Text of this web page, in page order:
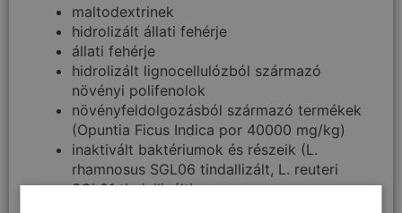
maltodextrinek
hidrolizált állati fehérje
állati fehérje
hidrolizált lignocellulózból származó
növényi polifenolok
növényfeldolgozásból származó termékek
(Opuntia Ficus Indica por 40000 mg/kg)
inaktivált baktériumok és részeik (L.
rhamnosus SGL06 tindallizált, L. reuteri
SGL01 tindallizált).